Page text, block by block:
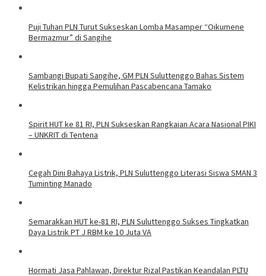
Puji Tuhan PLN Turut Sukseskan Lomba Masamper “Oikumene
Bermazmur” di Sangihe
Sambangi Bupati Sangihe, GM PLN Suluttenggo Bahas Sistem
Kelistrikan hingga Pemulihan Pascabencana Tamako
Spirit HUT ke 81 RI, PLN Sukseskan Rangkaian Acara Nasional PIKI
– UNKRIT di Tentena
Cegah Dini Bahaya Listrik, PLN Suluttenggo Literasi Siswa SMAN 3
Tuminting Manado
Semarakkan HUT ke-81 RI, PLN Suluttenggo Sukses Tingkatkan
Daya Listrik PT J RBM ke 10 Juta VA
Hormati Jasa Pahlawan, Direktur Rizal Pastikan Keandalan PLTU